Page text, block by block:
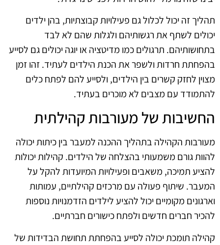
תהליך זה יכול לכלול גם פעילויות קבוצתיות, בהן ילדים
יכולים לשתף את רגשותיהם ולגלות שהם לא לבד
בתחושותיהם. תרגולים כמו מדיטציה או יוגה יכולים גם לסייע
בהפחתת חרדות ולשפר את הכנת הילדים לעתיד. זהו זמן
מצוין לחזק קשרים בין הילדים, ולסייע להם לפתח כלים
להתמודד עם מצבים לא מוכרים בעתיד.
החשיבות של מעורבות קהילתית
מעורבות הקהילה בתהליך ההכנה למעבר בין כיתות יכולה
להוות גורם משמעותי בהצלחה של הילדים. קהילות יכולות
להציע תמיכה, משאבים ופעילויות המיועדות להקל על
המעבר. שיתוף פעולה עם מרכזים קהילתיים, עמותות
וארגונים מקומיים יכול להציע לילדים הזדמנויות נוספות
להכיר חברים חדשים ולפתח כישורים חברתיים.
קהילה תומכת יכולה לסייע בהפחתת תחושת הבדידות של